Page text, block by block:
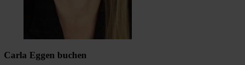
Carla Eggen buchen